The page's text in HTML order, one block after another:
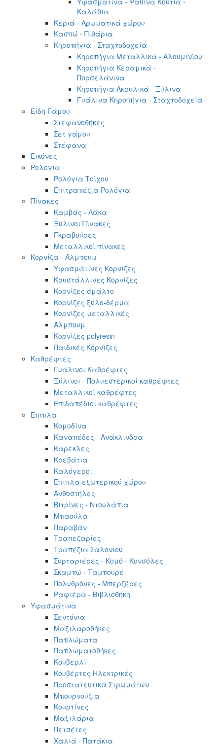
Καλάθια
Κεριά - Αρωματικά χώρου
Κασπώ - Πιθάρια
Κηροπήγια - Σταχτοδοχεία
Κηροπήγια Μεταλλικά - Αλουμινίου
Κηροπήγια Κεραμικά -
Πορσελάνινα
Κηροπήγια Ακρυλικά - Ξύλινα
Γυάλινα Κηροπήγια - Σταχτοδοχεία
Είδη Γάμου
Στεφανοθήκες
Σετ γάμου
Στέφανα
Εικόνες
Ρολόγια
Ρολόγια Τοίχου
Επιτραπέζια Ρολόγια
Πίνακες
Καμβάς - Λάκα
Ξύλινοι Πίνακες
Γκραβούρες
Μεταλλικοί πίνακες
Κορνίζα - Άλμπουμ
Υφασμάτινες Κορνίζες
Κρυστάλλινες Κορνίζες
Κορνίζες σμάλτο
Κορνίζες ξύλο-δέρμα
Κορνίζες μεταλλικές
Άλμπουμ
Κορνίζες polyresin
Παιδικές Κορνίζες
Καθρέφτες
Γυάλινοι Καθρέφτες
Ξύλινοι - Πολυεστερικοί καθρέφτες
Μεταλλικοί καθρέφτες
Επιδαπέδιοι καθρέφτες
Έπιπλα
Κομοδίνα
Καναπέδες - Ανάκλινδρα
Καρέκλες
Κρεβάτια
Καλόγεροι
Έπιπλα εξωτερικού χώρου
Ανθοστήλες
Βιτρίνες - Ντουλάπια
Μπαούλα
Παραβάν
Τραπεζαρίες
Τραπέζια Σαλονιού
Συρταριέρες - Κομό - Κονσόλες
Σκαμπώ - Ταμπουρέ
Πολυθρόνες - Μπερζέρες
Ραφιέρα - Βιβλιοθήκη
Υφασμάτινα
Σεντόνια
Μαξιλαροθήκες
Παπλώματα
Παπλωματοθήκες
Κουβερλί
Κουβέρτες Ηλεκτρικές
Προστατευτικά Στρωμάτων
Μπουρνούζια
Κουρτίνες
Μαξιλάρια
Πετσέτες
Χαλιά - Πατάκια